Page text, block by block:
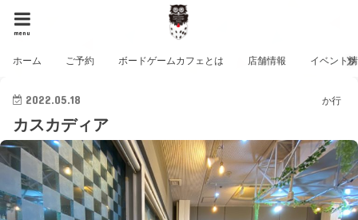
menu
ホーム ご予約 ボードゲームカフェとは 店舗情報 イベント
か行
2022.05.18
カスカディア